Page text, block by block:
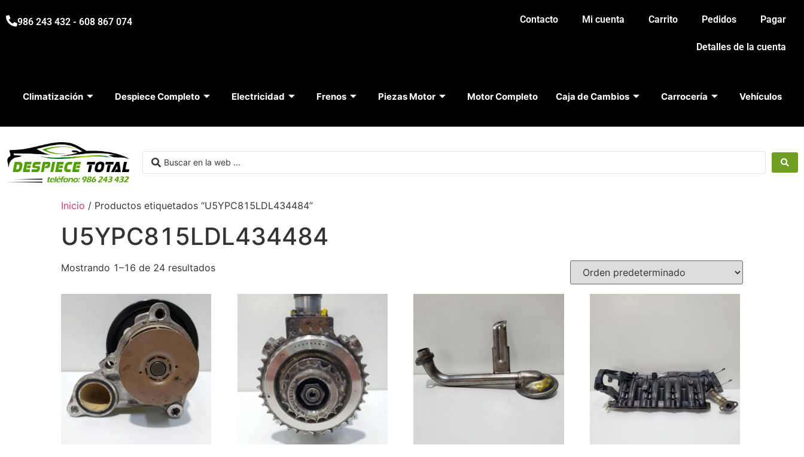
986 243 432 - 608 867 074 Contacto Mi cuenta Carrito Pedidos Pagar
Detalles de la cuenta
Climatización Despiece Completo Electricidad Frenos Piezas Motor Motor Completo Caja de Cambios Carrocería Vehículos
Inicio / Productos etiquetados “U5YPC815LDL434484”
U5YPC815LDL434484
Mostrando 1–16 de 24 resultados